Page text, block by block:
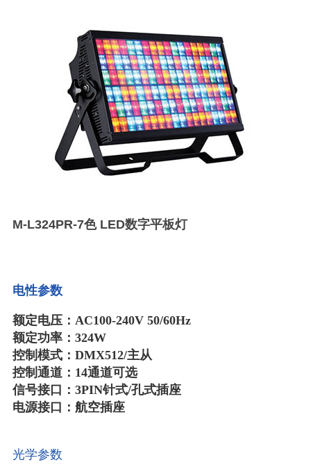
M-L324PR-7色 LED数字平板灯
电性参数
额定电压：AC100-240V 50/60Hz
额定功率：324W
控制模式：DMX512/主从
控制通道：14通道可选
信号接口：3PIN针式/孔式插座
电源接口：航空插座
光学参数